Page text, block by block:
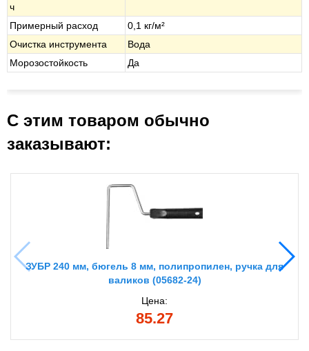
ч
Примерный расход
0,1 кг/м²
Очистка инструмента
Вода
Морозостойкость
Да
С этим товаром обычно
заказывают:
ЗУБР 240 мм, бюгель 8 мм, полипропилен, ручка для
валиков (05682-24)
Цена:
85.27